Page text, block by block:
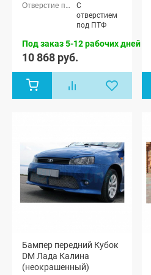
1118), Лада
Калина
хэтчбек (ВАЗ
1119)
С
отверстием
под ПТФ
Под заказ 5-12 рабочих дней
10 868 руб.
Бампер передний Кубок
DM Лада Калина
(неокрашенный)